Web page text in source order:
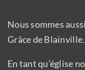
Nous sommes
Grâce de Blainville.
En tant qu’église